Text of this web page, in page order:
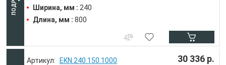
Ширина, мм : 240
Длина, мм : 800
EKN.240.150.1000 30 336 р.